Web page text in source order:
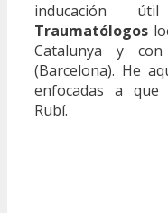
inducación
Traumatólogos
Catalunya y
(Barcelona). He
enfocadas a que
Rubí.